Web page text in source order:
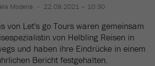
Modena 22.09.2021 – 10:30
von Let's go Tours waren gemeinsam
von Helbling Reisen in
und haben ihre Eindrücke in einem
Bericht festgehalten.